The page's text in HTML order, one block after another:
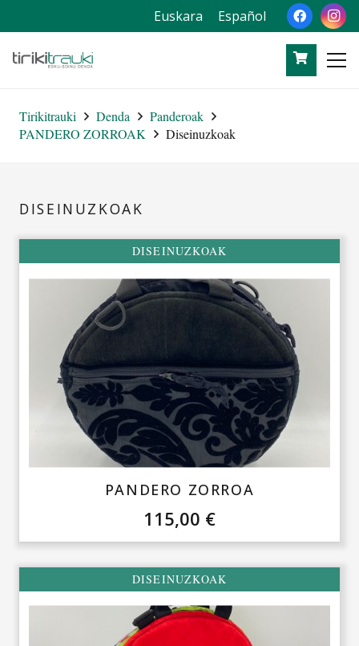
Euskara Español
Tirikitrauki Denda
Panderoak
PANDERO ZORROAK
Diseinuzkoak
DISEINUZKOAK
DISEINUZKOAK
PANDERO ZORROA
115,00 €
DISEINUZKOAK